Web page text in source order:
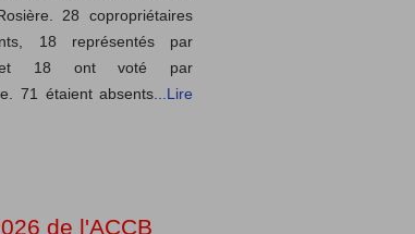
28 copropriétaires
18 représentés par
et 18 ont voté par
71 étaient absents ...Lire
de l'ACCB